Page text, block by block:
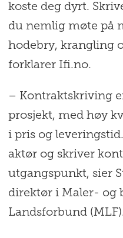
koste deg dyrt.
du nemlig møte på
hodebry, krangling
forklarer Ifi.no.
– Kontraktskriving
prosjekt, med høy
i pris og
aktør og skriver
utgangspunkt, sier
direktør i Maler- og
Landsforbund